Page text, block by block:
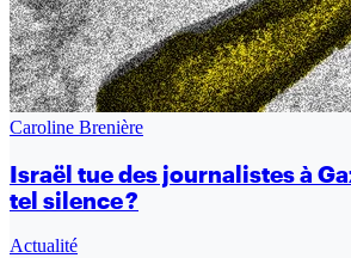
Caroline Brenière
Israël tue des journalistes à
tel silence ?
Actualité